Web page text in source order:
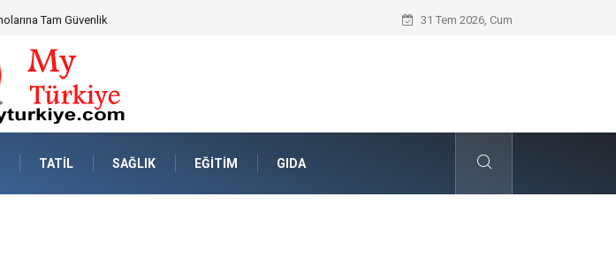
Geleceğin Evleri Nedir?
31 Tem 2026, Cum
TATIL SAĞLIK EĞITIM GIDA